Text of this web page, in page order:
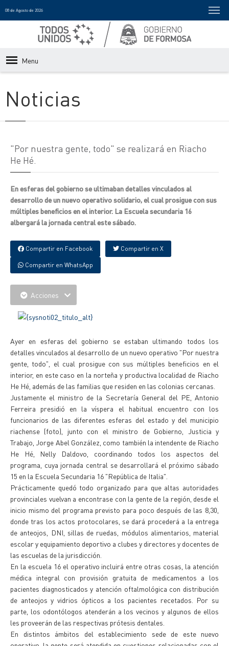
08 de Agosto de 2026
Menu
Noticias
"Por nuestra gente, todo" se realizará en Riacho
He Hé.
En esferas del gobierno se ultimaban detalles vinculados al
desarrollo de un nuevo operativo solidario, el cual prosigue con sus
múltiples beneficios en el interior. La Escuela secundaria 16
albergará la jornada central este sábado.
Compartir en Facebook Compartir en X
Compartir en WhatsApp
Acciones
Ayer en esferas del gobierno se estaban ultimando todos los
detalles vinculados al desarrollo de un nuevo operativo "Por nuestra
gente, todo", el cual prosigue con sus múltiples beneficios en el
interior, en este caso en la norteña y productiva localidad de Riacho
He Hé, además de las familias que residen en las colonias cercanas.
Justamente el ministro de la Secretaría General del PE, Antonio
Ferreira presidió en la víspera el habitual encuentro con los
funcionarios de las diferentes esferas del estado y del municipio
riachense (foto), junto con el ministro de Gobierno, Justicia y
Trabajo, Jorge Abel González, como también la intendente de Riacho
He Hé, Nelly Daldovo, coordinando todos los aspectos del
programa, cuya jornada central se desarrollará el próximo sábado
15 en la Escuela Secundaria 16 "República de Italia".
Prácticamente quedó todo organizado para que altas autoridades
provinciales vuelvan a encontrase con la gente de la región, desde el
inicio mismo del programa previsto para poco después de las 8,30,
donde tras los actos protocolares, se dará procederá a la entrega
de anteojos, DNI, sillas de ruedas, módulos alimentarios, material
escolar y equipamiento deportivo a clubes y directores y docentes de
las escuelas de la jurisdicción.
En la escuela 16 el operativo incluirá entre otras cosas, la atención
médica integral con provisión gratuita de medicamentos a los
pacientes diagnosticados y atención oftalmológica con distribución
de anteojos y vidrios ópticos a los pacientes recetados. Por su
parte, los odontólogos atenderán a los vecinos y algunos de ellos
les proveerán de las respectivas prótesis dentales.
En distintos ámbitos del establecimiento sede de este nuevo